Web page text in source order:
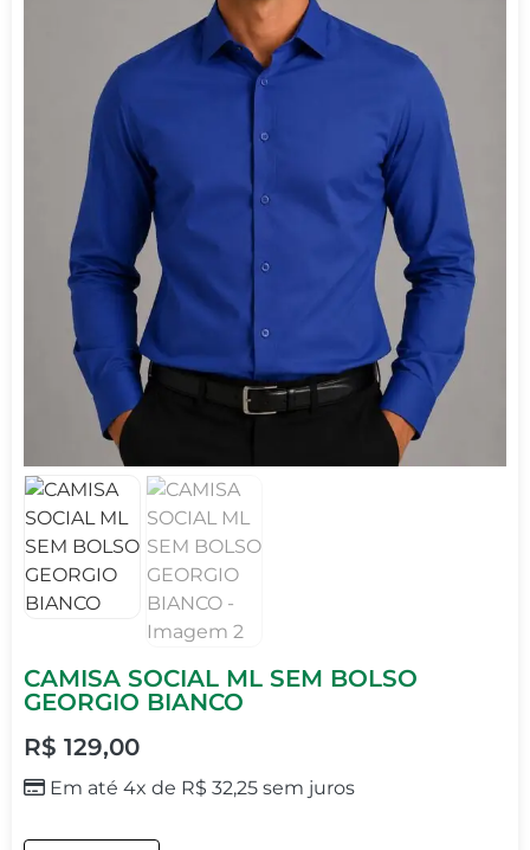
CAMISA SOCIAL ML SEM BOLSO
GEORGIO BIANCO
R$ 129,00
Em até 4x de R$ 32,25 sem juros